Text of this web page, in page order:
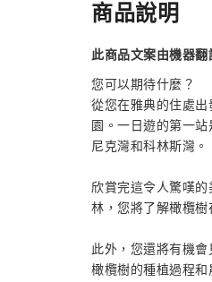
商品說明
此商品文案由機器
您可以期待什麼？
從您在雅典的住處
園。一日遊的第一
尼克灣和科林斯灣。
欣賞完這令人驚嘆
林，您將了解橄欖樹
此外，您還將有機
橄欖樹的種植過程